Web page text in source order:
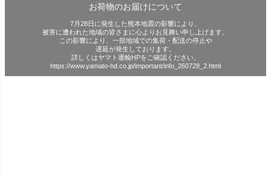
お荷物のお届けについて
7月28日に発生した熊本地震の影響により、
被害に遭われた地域の皆さまに心よりお見舞い申し上げます。
この影響により、一部地域での集荷・配送の停止や
遅延が発生しております。
詳しくはヤマト運輸HPをご確認ください。
https://www.yamato-hd.co.jp/important/info_260728_2.html